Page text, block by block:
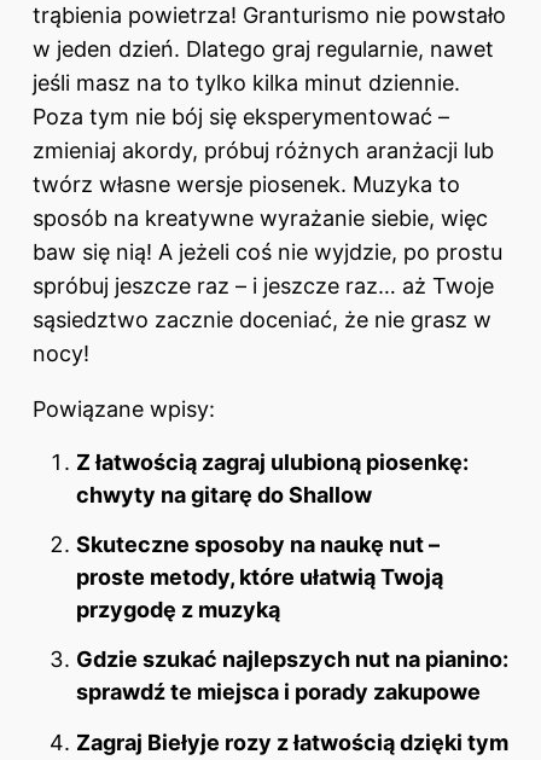
trąbienia powietrza! Granturismo nie powstało
w jeden dzień. Dlatego graj regularnie, nawet
jeśli masz na to tylko kilka minut dziennie.
Poza tym nie bój się eksperymentować –
zmieniaj akordy, próbuj różnych aranżacji lub
twórz własne wersje piosenek. Muzyka to
sposób na kreatywne wyrażanie siebie, więc
baw się nią! A jeżeli coś nie wyjdzie, po prostu
spróbuj jeszcze raz – i jeszcze raz… aż Twoje
sąsiedztwo zacznie doceniać, że nie grasz w
nocy!
Powiązane wpisy:
Z łatwością zagraj ulubioną piosenkę:
chwyty na gitarę do Shallow
Skuteczne sposoby na naukę nut –
proste metody, które ułatwią Twoją
przygodę z muzyką
Gdzie szukać najlepszych nut na pianino:
sprawdź te miejsca i porady zakupowe
Zagraj Biełyje rozy z łatwością dzięki tym